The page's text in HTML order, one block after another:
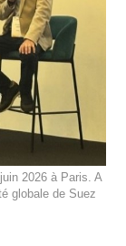
2026 à Paris. A
globale de Suez